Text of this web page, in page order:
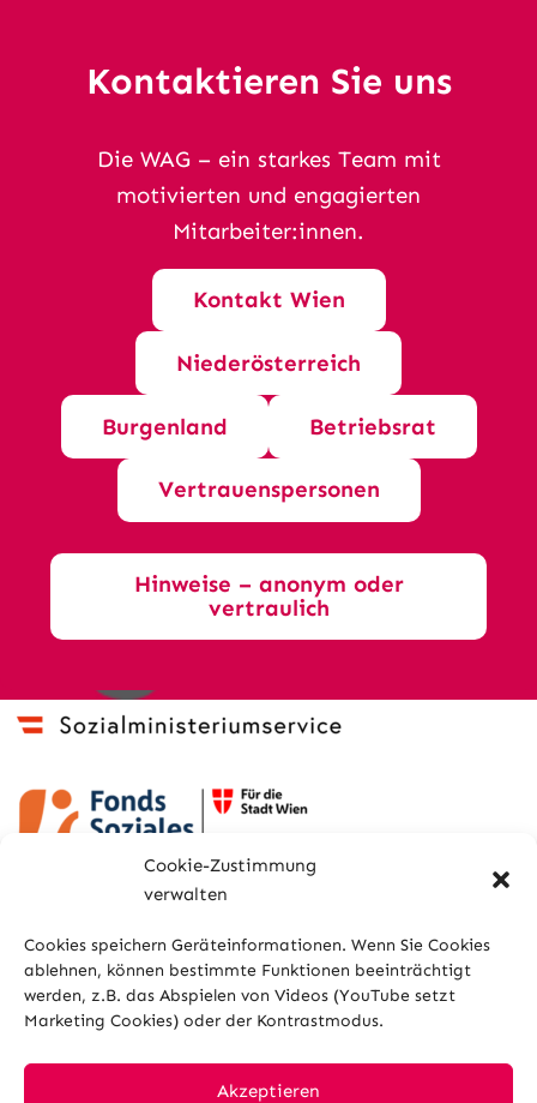
Cookie-Zustimmung
verwalten
Cookies speichern Geräteinformationen. Wenn Sie Cookies
ablehnen, können bestimmte Funktionen beeinträchtigt
werden, z.B. das Abspielen von Videos (YouTube setzt
Marketing Cookies) oder der Kontrastmodus.
Akzeptieren
Kontaktieren Sie uns
Die WAG – ein starkes Team mit
motivierten und engagierten
Mitarbeiter:innen.
Kontakt Wien
Niederösterreich
Burgenland Betriebsrat
Vertrauenspersonen
Hinweise – anonym oder
vertraulich
Sitemap Glossar Kontakt Impressum
Cookies